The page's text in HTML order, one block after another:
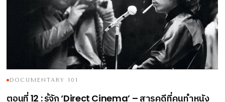
DOCUMENTARY 101
ตอนที่12 :รู้จัก‘Direct Cinema’ – สารคดีที่คนทำหนัง